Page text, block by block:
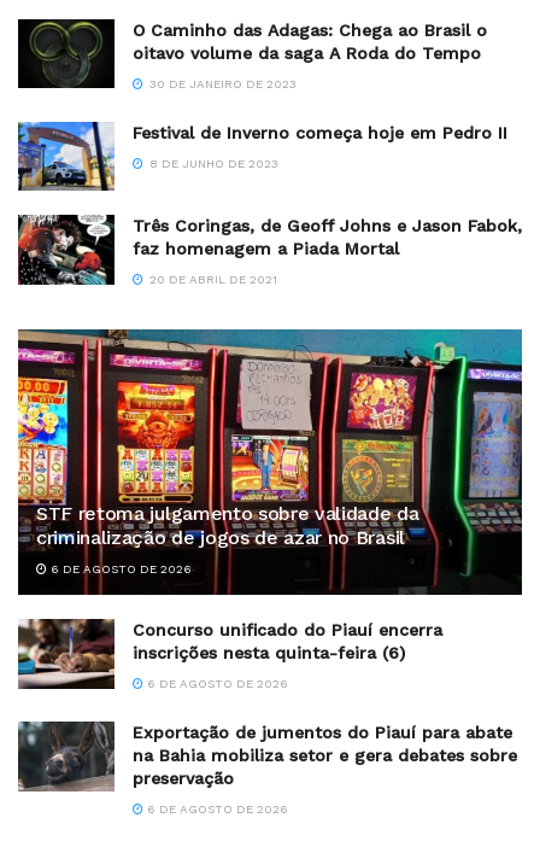
O Caminho das Adagas: Chega ao Brasil o
oitavo volume da saga A Roda do Tempo
30 DE JANEIRO DE 2023
Festival de Inverno começa hoje em Pedro II
8 DE JUNHO DE 2023
Três Coringas, de Geoff Johns e Jason Fabok,
faz homenagem a Piada Mortal
20 DE ABRIL DE 2021
STF retoma julgamento sobre validade da
criminalização de jogos de azar no Brasil
6 DE AGOSTO DE 2026
Concurso unificado do Piauí encerra
inscrições nesta quinta-feira (6)
6 DE AGOSTO DE 2026
Exportação de jumentos do Piauí para abate
na Bahia mobiliza setor e gera debates sobre
preservação
6 DE AGOSTO DE 2026